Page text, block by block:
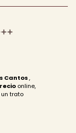
Cantos,
online,
un trato